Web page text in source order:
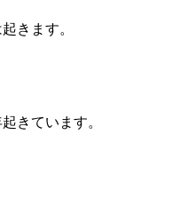
きます。
きています。